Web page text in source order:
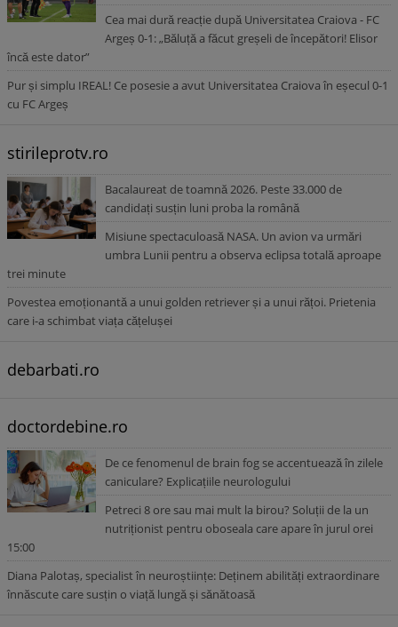
Cea mai dură reacție după Universitatea Craiova - FC
Argeș 0-1: „Băluță a făcut greșeli de începători! Elisor
încă este dator”
Pur și simplu IREAL! Ce posesie a avut Universitatea Craiova în eșecul 0-1
cu FC Argeș
stirileprotv.ro
Bacalaureat de toamnă 2026. Peste 33.000 de
candidați susțin luni proba la română
Misiune spectaculoasă NASA. Un avion va urmări
umbra Lunii pentru a observa eclipsa totală aproape
trei minute
Povestea emoționantă a unui golden retriever și a unui rățoi. Prietenia
care i-a schimbat viața cățelușei
debarbati.ro
doctordebine.ro
De ce fenomenul de brain fog se accentuează în zilele
caniculare? Explicațiile neurologului
Petreci 8 ore sau mai mult la birou? Soluții de la un
nutriționist pentru oboseala care apare în jurul orei
15:00
Diana Palotaș, specialist în neuroștiințe: Deținem abilități extraordinare
înnăscute care susțin o viață lungă și sănătoasă